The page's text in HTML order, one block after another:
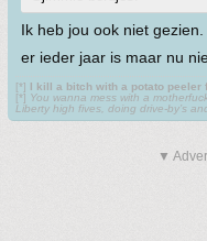
Ik heb jou ook niet
er ieder jaar is maar nu
[*] I kill a bitch with a potato peeler
[*] You wanna mess with a
Liberty high fives, doing drive-by’s
▼